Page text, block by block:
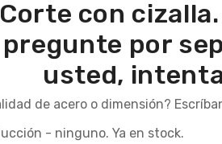
con
por
usted,
de acero o dimensión?
- ninguno. Ya en stock.